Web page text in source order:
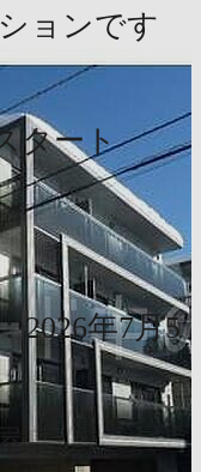
ョンです
タート
2026年7月5